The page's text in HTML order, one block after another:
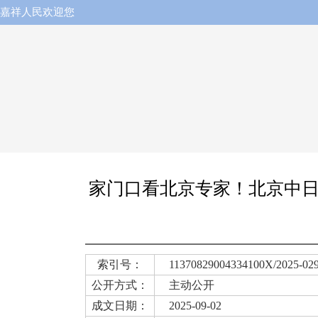
嘉祥人民欢迎您
家门口看北京专家！北京中
索引号：
11370829004334100X/2025-
公开方式：
主动公开
成文日期：
2025-09-02